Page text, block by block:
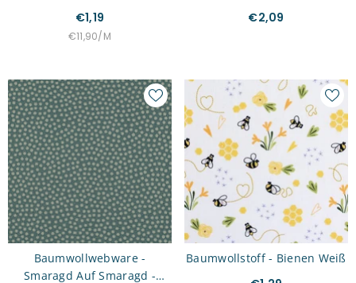
€1,19
STÜCKPREIS
€11,90/PRO
M
€2,09
Baumwollwebware -
Smaragd Auf Smaragd -
Baumwollstoff - Bienen Weiß